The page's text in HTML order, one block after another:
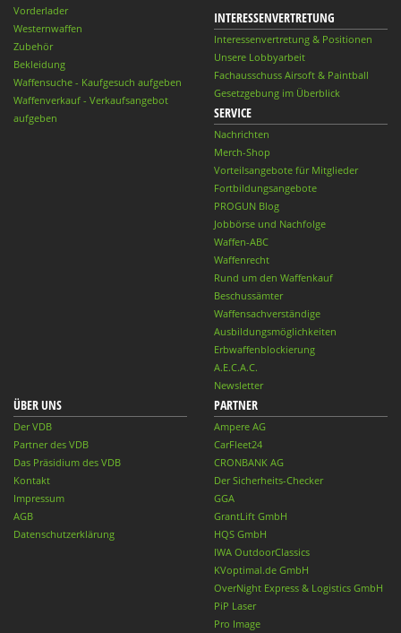
Vorderlader
Westernwaffen
Zubehör
Bekleidung
Waffensuche - Kaufgesuch aufgeben
Waffenverkauf - Verkaufsangebot
aufgeben
INTERESSENVERTRETUNG
Interessenvertretung & Positionen
Unsere Lobbyarbeit
Fachausschuss Airsoft & Paintball
Gesetzgebung im Überblick
SERVICE
Nachrichten
Merch-Shop
Vorteilsangebote für Mitglieder
Fortbildungsangebote
PROGUN Blog
Jobbörse und Nachfolge
Waffen-ABC
Waffenrecht
Rund um den Waffenkauf
Beschussämter
Waffensachverständige
Ausbildungsmöglichkeiten
Erbwaffenblockierung
A.E.C.A.C.
Newsletter
ÜBER UNS
Der VDB
Partner des VDB
Das Präsidium des VDB
Kontakt
Impressum
AGB
Datenschutzerklärung
PARTNER
Ampere AG
CarFleet24
CRONBANK AG
Der Sicherheits-Checker
GGA
GrantLift GmbH
HQS GmbH
IWA OutdoorClassics
KVoptimal.de GmbH
OverNight Express & Logistics GmbH
PiP Laser
Pro Image